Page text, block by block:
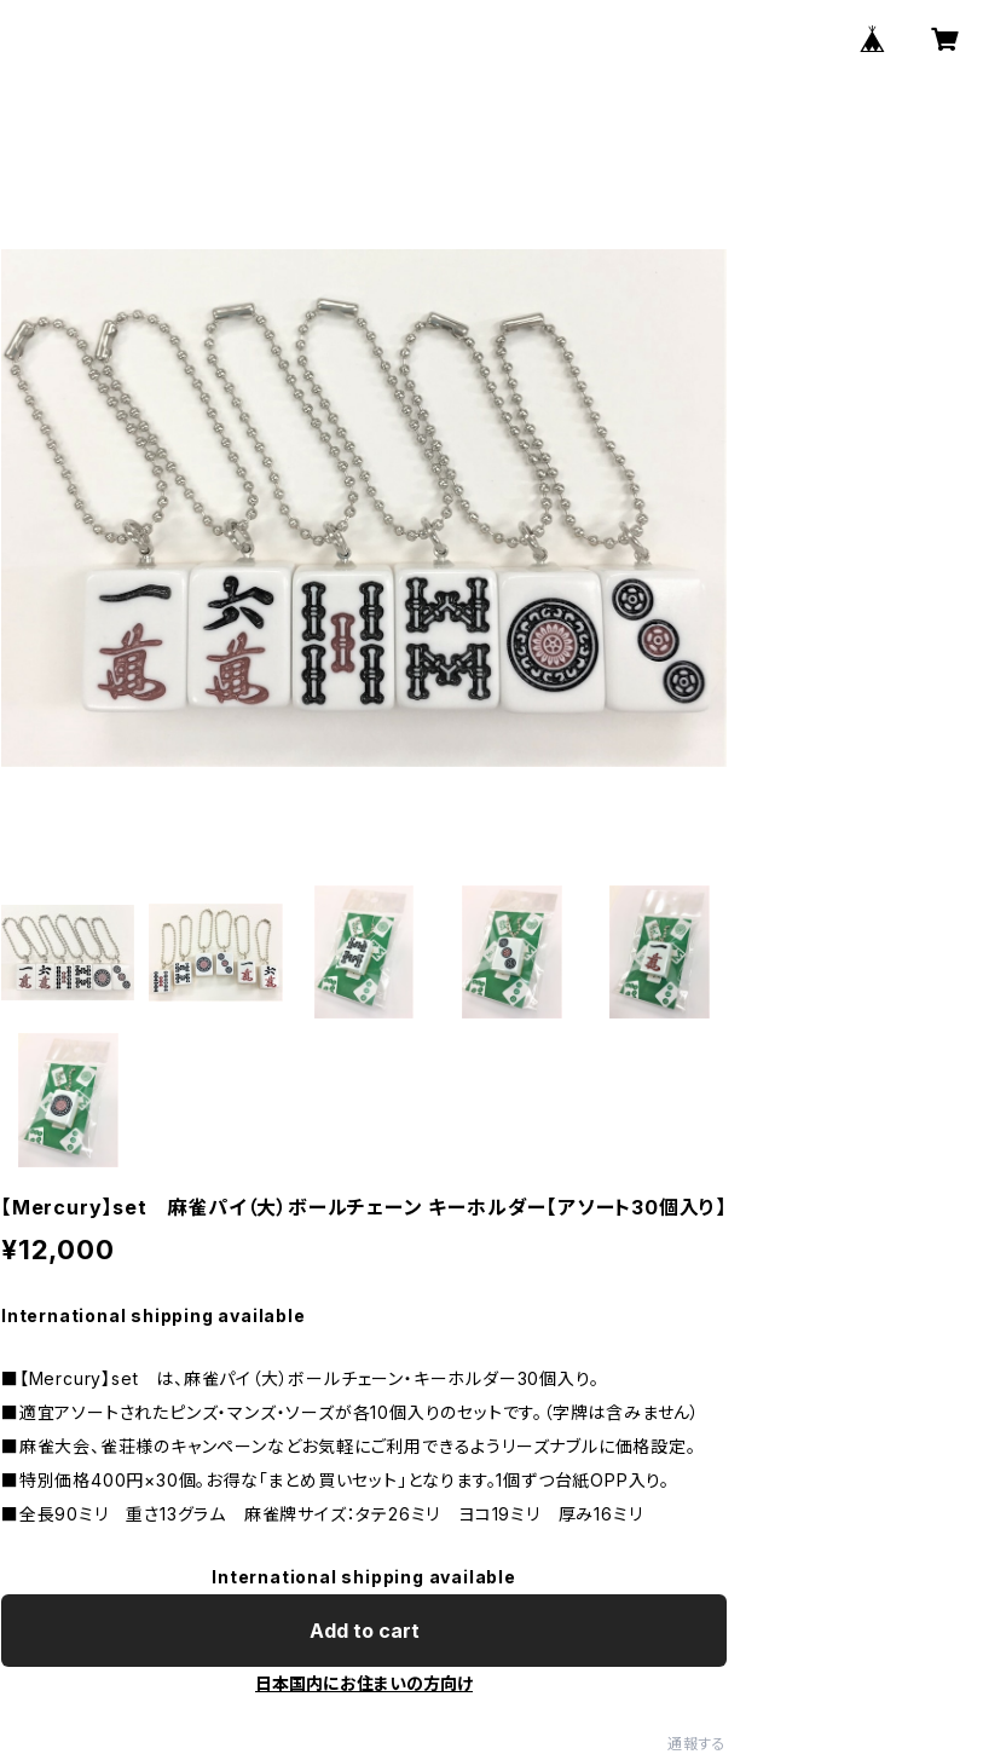
【Mercury】set 麻雀パイ（大）ボールチェーン キーホルダー【アソート30個入り】
¥12,000
International shipping available
■【Mercury】set は、麻雀パイ（大）ボールチェーン・キーホルダー30個入り。
■適宜アソートされたピンズ・マンズ・ソーズが各10個入りのセットです。（字牌は含みません）
■麻雀大会、雀荘様のキャンペーンなどお気軽にご利用できるようリーズナブルに価格設定。
■特別価格400円×30個。お得な「まとめ買いセット」となります。1個ずつ台紙OPP入り。
■全長90ミリ 重さ13グラム 麻雀牌サイズ：タテ26ミリ ヨコ19ミリ 厚み16ミリ
International shipping available
Add to cart
日本国内にお住まいの方向け
通報する